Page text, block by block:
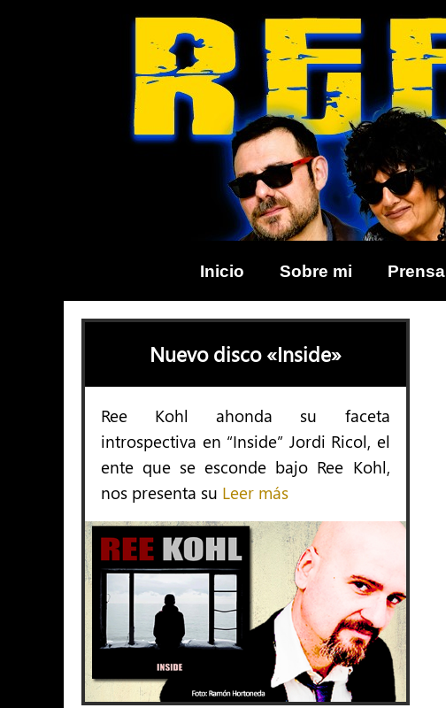
Inicio Sobre mi Prensa
Nuevo disco «Inside»
Ree Kohl ahonda su faceta
introspectiva en “Inside” Jordi Ricol, el
ente que se esconde bajo Ree Kohl,
nos presenta su Leer más